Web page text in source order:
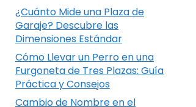
¿Cuánto Mide una Plaza de
Garaje? Descubre las
Dimensiones Estándar
Cómo Llevar un Perro en una
Furgoneta de Tres Plazas: Guía
Práctica y Consejos
Cambio de Nombre en el